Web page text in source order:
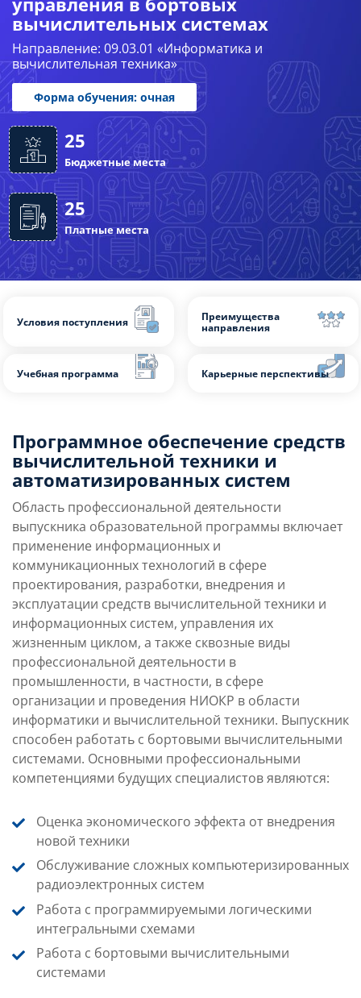
Слушателям
Партнерам
НИОКР
вычислительных системах
Направление: 09.03.01 «Информатика и
вычислительная техника»
Форма обучения: очная
25
Платные места
Условия поступления Преимущества
направления
Учебная программа Карьерные
Программное обеспечение средств
вычислительной техники и
автоматизированных систем
Область профессиональной деятельности
выпускника образовательной программы включает
применение информационных и
коммуникационных технологий в сфере
проектирования, разработки, внедрения и
эксплуатации средств вычислительной техники и
информационных систем, управления их
жизненным циклом, а также сквозные виды
профессиональной деятельности в
промышленности, в частности, в сфере
организации и проведения НИОКР в области
информатики и вычислительной техники. Выпускник
способен работать с бортовыми вычислительными
системами. Основными профессиональными
компетенциями будущих специалистов являются:
Оценка экономического эффекта от внедрения
новой техники
Обслуживание сложных компьютеризированных
радиоэлектронных систем
Работа с программируемыми логическими
интегральными схемами
Работа с бортовыми вычислительными
системами